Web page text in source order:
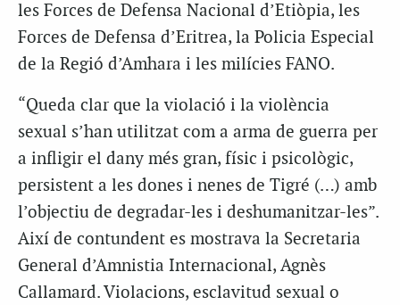
les Forces de Defensa Nacional d’Etiòpia, les
Forces de Defensa d’Eritrea, la Policia Especial
de la Regió d’Amhara i les milícies FANO.
“Queda clar que la violació i la violència
sexual s’han utilitzat com a arma de guerra per
a infligir el dany més gran, físic i psicològic,
persistent a les dones i nenes de Tigré (…) amb
l’objectiu de degradar-les i deshumanitzar-les”.
Així de contundent es mostrava la Secretaria
General d’Amnistia Internacional, Agnès
Callamard. Violacions, esclavitud sexual o